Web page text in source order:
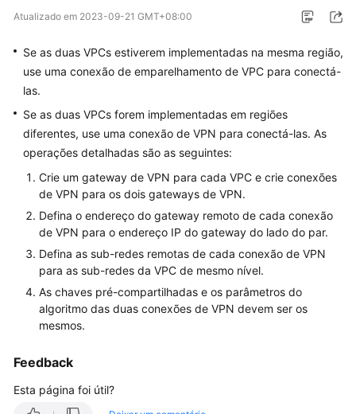
Primeiros
Guia
de
usuário
Perguntas
Perguntas
populares
Consultoria
geral
Rede
e
de
Atualizado em 2023-09-21 GMT+08:00
Se as duas VPCs estiverem implementadas na mesma região,
use uma conexão de emparelhamento de VPC para conectá-
las.
Se as duas VPCs forem implementadas em regiões
diferentes, use uma conexão de VPN para conectá-las. As
operações detalhadas são as seguintes:
Crie um gateway de VPN para cada VPC e crie conexões
de VPN para os dois gateways de VPN.
Defina o endereço do gateway remoto de cada conexão
de VPN para o endereço IP do gateway do lado do par.
Defina as sub-redes remotas de cada conexão de VPN
para as sub-redes da VPC de mesmo nível.
As chaves pré-compartilhadas e os parâmetros do
algoritmo das duas conexões de VPN devem ser os
mesmos.
Feedback
Esta página foi útil?